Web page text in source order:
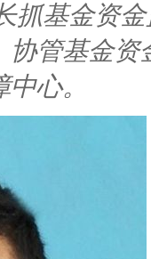
抓基金资
协管基金
心。